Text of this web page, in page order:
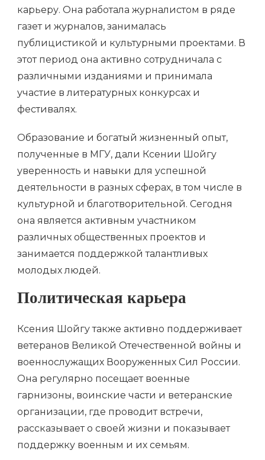
карьеру. Она работала журналистом в ряде
газет и журналов, занималась
публицистикой и культурными проектами. В
этот период она активно сотрудничала с
различными изданиями и принимала
участие в литературных конкурсах и
фестивалях.
Образование и богатый жизненный опыт,
полученные в МГУ, дали Ксении Шойгу
уверенность и навыки для успешной
деятельности в разных сферах, в том числе в
культурной и благотворительной. Сегодня
она является активным участником
различных общественных проектов и
занимается поддержкой талантливых
молодых людей.
Политическая карьера
Ксения Шойгу также активно поддерживает
ветеранов Великой Отечественной войны и
военнослужащих Вооруженных Сил России.
Она регулярно посещает военные
гарнизоны, воинские части и ветеранские
организации, где проводит встречи,
рассказывает о своей жизни и показывает
поддержку военным и их семьям.